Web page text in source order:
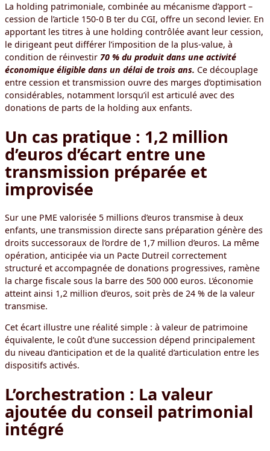
La holding patrimoniale, combinée au mécanisme d’apport –
cession de l’article 150-0 B ter du CGI, offre un second levier. En
apportant les titres à une holding contrôlée avant leur cession,
le dirigeant peut différer l’imposition de la plus-value, à
condition de réinvestir 70 % du produit dans une activité
économique éligible dans un délai de trois ans. Ce découplage
entre cession et transmission ouvre des marges d’optimisation
considérables, notamment lorsqu’il est articulé avec des
donations de parts de la holding aux enfants.
Un cas pratique : 1,2 million
d’euros d’écart entre une
transmission préparée et
improvisée
Sur une PME valorisée 5 millions d’euros transmise à deux
enfants, une transmission directe sans préparation génère des
droits successoraux de l’ordre de 1,7 million d’euros. La même
opération, anticipée via un Pacte Dutreil correctement
structuré et accompagnée de donations progressives, ramène
la charge fiscale sous la barre des 500 000 euros. L’économie
atteint ainsi 1,2 million d’euros, soit près de 24 % de la valeur
transmise.
Cet écart illustre une réalité simple : à valeur de patrimoine
équivalente, le coût d’une succession dépend principalement
du niveau d’anticipation et de la qualité d’articulation entre les
dispositifs activés.
L’orchestration : La valeur
ajoutée du conseil patrimonial
intégré